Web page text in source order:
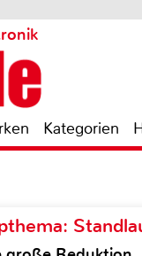
Kategorien